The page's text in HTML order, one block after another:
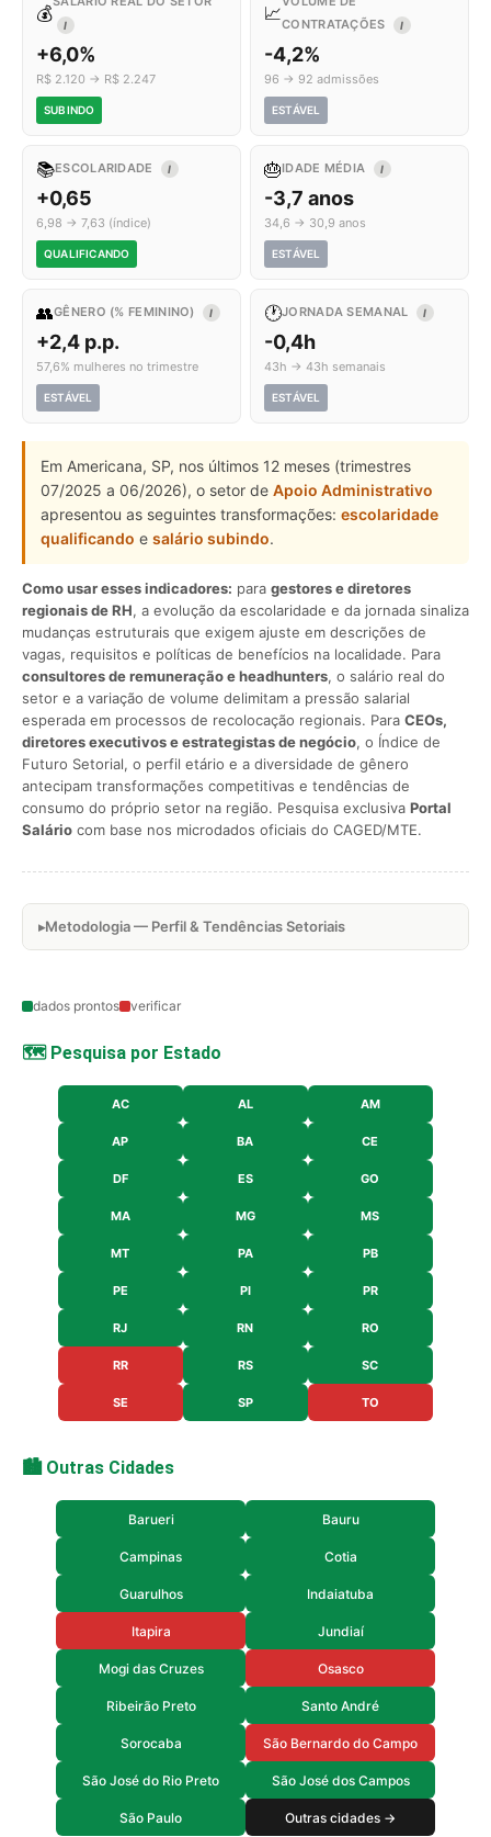
💰
I
+6,0%
R$ 2.120 → R$ 2.247
SUBINDO
📈CONTRATAÇÕES
I
-4,2%
96 → 92 admissões
ESTÁVEL
📚ESCOLARIDADE I
+0,65
6,98 → 7,63 (índice)
QUALIFICANDO
🎂IDADE MÉDIA I
-3,7 anos
34,6 → 30,9 anos
ESTÁVEL
👥GÊNERO (% FEMININO) I
+2,4 p.p.
57,6% mulheres no trimestre
ESTÁVEL
🕐JORNADA SEMANAL I
-0,4h
43h → 43h semanais
ESTÁVEL
Em Americana, SP, nos últimos 12 meses (trimestres
07/2025 a 06/2026), o setor de Apoio Administrativo
apresentou as seguintes transformações: escolaridade
qualificando e salário subindo.
Como usar esses indicadores: para gestores e diretores
regionais de RH, a evolução da escolaridade e da jornada sinaliza
mudanças estruturais que exigem ajuste em descrições de
vagas, requisitos e políticas de benefícios na localidade. Para
consultores de remuneração e headhunters, o salário real do
setor e a variação de volume delimitam a pressão salarial
esperada em processos de recolocação regionais. Para CEOs,
diretores executivos e estrategistas de negócio, o Índice de
Futuro Setorial, o perfil etário e a diversidade de gênero
antecipam transformações competitivas e tendências de
consumo do próprio setor na região. Pesquisa exclusiva Portal
Salário com base nos microdados oficiais do CAGED/MTE.
Metodologia — Perfil & Tendências Setoriais
dados prontos verificar
🗺️ Pesquisa por Estado
AC AL AM
AP BA CE
DF ES GO
MA MG MS
MT PA PB
PE PI PR
RJ RN RO
RR RS SC
SE SP TO
🏙️ Outras Cidades
Barueri Bauru
Campinas Cotia
Guarulhos Indaiatuba
Itapira Jundiaí
Mogi das Cruzes Osasco
Ribeirão Preto Santo André
Sorocaba São Bernardo do Campo
São José do Rio Preto São José dos Campos
São Paulo Outras cidades →